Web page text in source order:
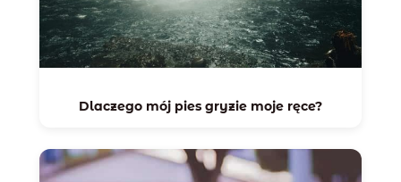
Dlaczego mój pies gryzie moje ręce?